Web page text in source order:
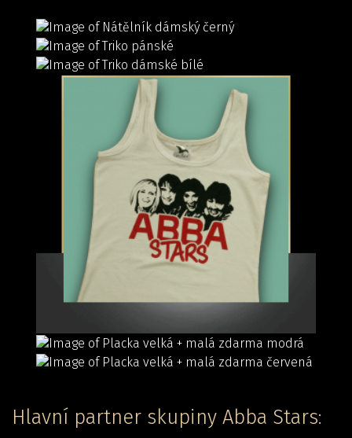
Hlavní partner skupiny Abba Stars: